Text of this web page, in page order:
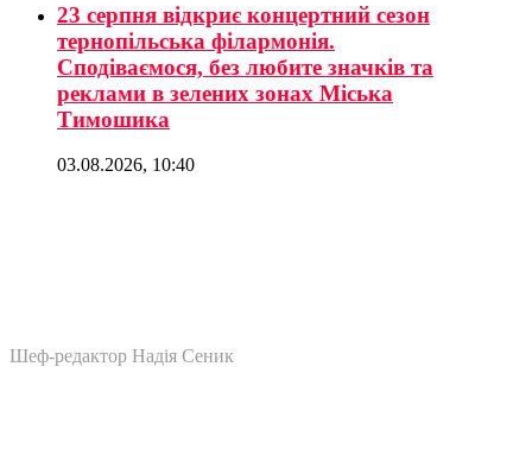
23 серпня відкриє концертний сезон
тернопільська філармонія.
Сподіваємося, без любите значків та
реклами в зелених зонах Міська
Тимошика
03.08.2026, 10:40
Шеф-редактор Надія Сеник